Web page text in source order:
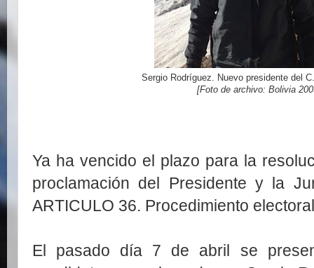
Sergio Rodríguez. Nuevo presidente del
[Foto de archivo: Bolivia
Ya ha vencido el plazo para la
proclamación del Presidente y la
ARTICULO 36. Procedimiento
El pasado día 7 de abril se